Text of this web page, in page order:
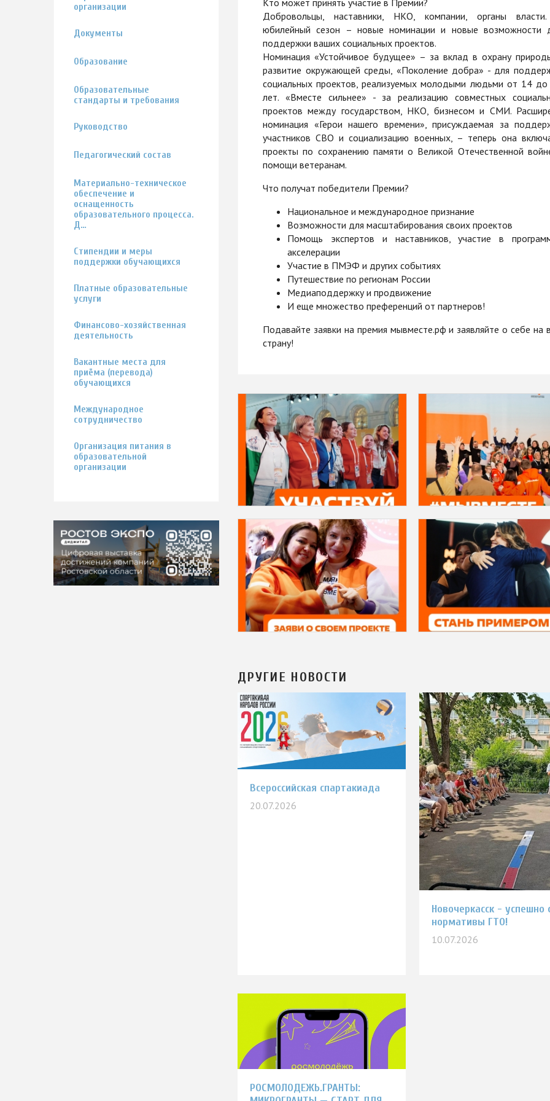
Кто может принять участие в Премии?
Добровольцы, наставники, НКО, компании, органы
юбилейный сезон – новые номинации и новые возможности
поддержки ваших социальных проектов.
Номинация «Устойчивое будущее» – за вклад в охрану
развитие окружающей среды, «Поколение добра» - для
социальных проектов, реализуемых молодыми людьми от 14
лет. «Вместе сильнее» - за реализацию совместных
проектов между государством, НКО, бизнесом и СМИ.
номинация «Герои нашего времени», присуждаемая за
участников СВО и социализацию военных, – теперь она
проекты по сохранению памяти о Великой Отечественной
помощи ветеранам.
Что получат победители Премии?
Национальное и международное признание
Возможности для масштабирования своих проектов
Помощь экспертов и наставников, участие в
акселерации
Участие в ПМЭФ и других событиях
Путешествие по регионам России
Медиаподдержку и продвижение
И еще множество преференций от партнеров!
Подавайте заявки на премия мывместе.рф и заявляйте о себе на
страну!
ДРУГИЕ НОВОСТИ
Всероссийская спартакиада
20.07.2026
Новочеркасск - успешно
нормативы ГТО!
10.07.2026
РОСМОЛОДЕЖЬ.ГРАНТЫ:
организации
Документы
Образование
Образовательные
стандарты и требования
Руководство
Педагогический состав
Материально-техническое
обеспечение и
оснащенность
образовательного процесса.
Д…
Стипендии и меры
поддержки обучающихся
Платные образовательные
услуги
Финансово-хозяйственная
деятельность
Вакантные места для
приёма (перевода)
обучающихся
Международное
сотрудничество
Организация питания в
образовательной
организации